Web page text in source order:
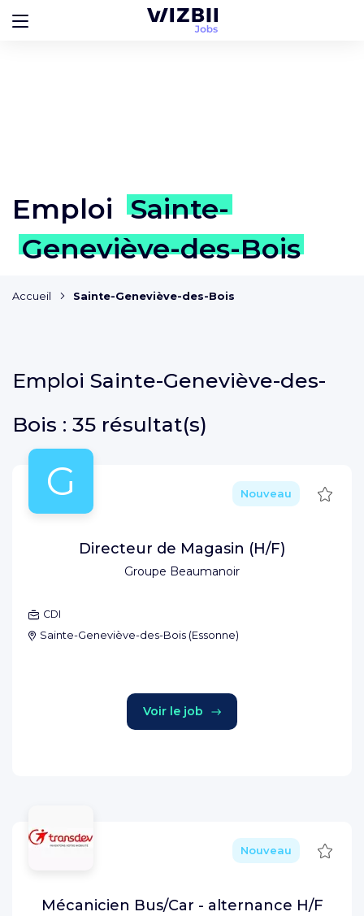
Emploi Sainte-
Geneviève-des-Bois
Accueil Sainte-Geneviève-des-Bois
Emploi Sainte-Geneviève-des-
Bois : 35 résultat(s)
G
Groupe Beaumanoir
Nouveau
Directeur de Magasin (H/F)
CDI
Sainte-Geneviève-des-Bois (Essonne)
Voir le job
Nouveau
Mécanicien Bus/Car - alternance H/F